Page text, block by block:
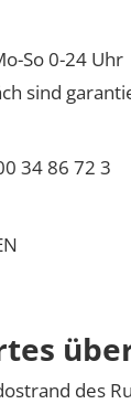
So 0-24 Uhr
sind
34 86 72 3
des